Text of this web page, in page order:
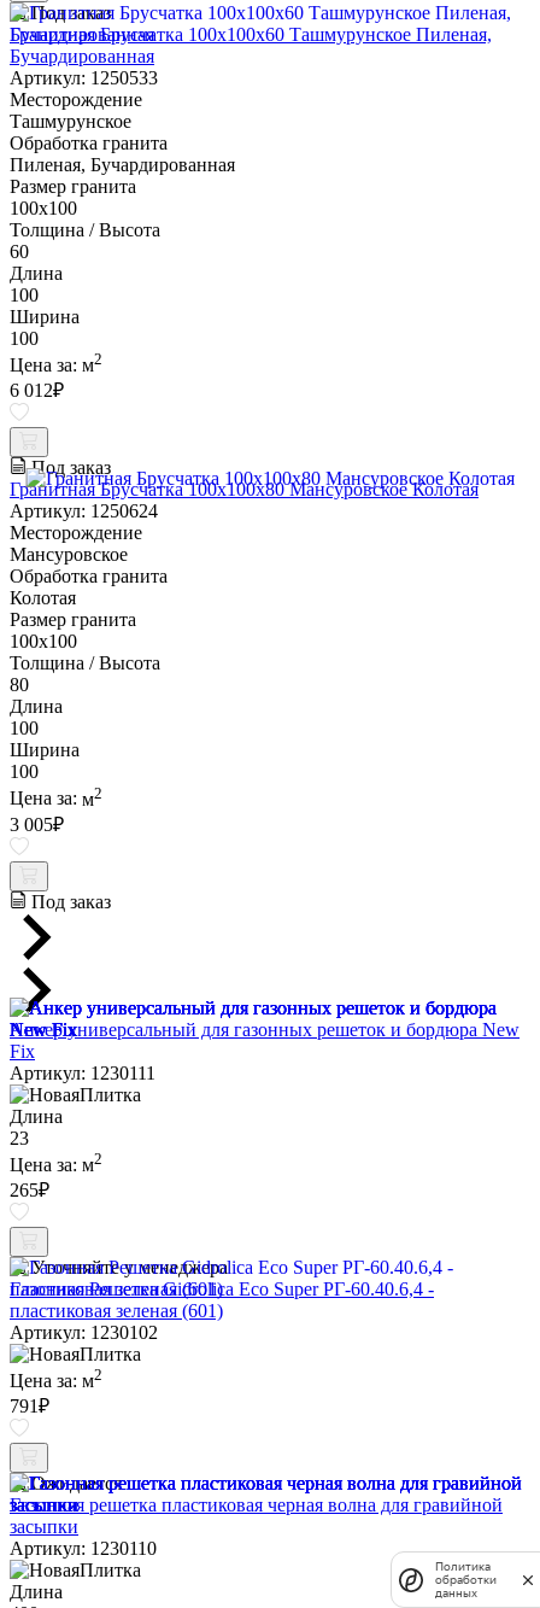
Под заказ
Гранитная Брусчатка 100х100x60 Ташмурунское Пиленая,
Бучардированная
Артикул: 1250533
Месторождение
Ташмурунское
Обработка гранита
Пиленая, Бучардированная
Размер гранита
100х100
Толщина / Высота
60
Длина
100
Ширина
100
Цена за: м2
6 012₽
Под заказ
Гранитная Брусчатка 100х100x80 Мансуровское Колотая
Артикул: 1250624
Месторождение
Мансуровское
Обработка гранита
Колотая
Размер гранита
100х100
Толщина / Высота
80
Длина
100
Ширина
100
Цена за: м2
3 005₽
Под заказ
Анкер универсальный для газонных решеток и бордюра New
Fix
Артикул: 1230111
Длина
23
Цена за: м2
265₽
Уточняйте у менеджера
Газонная Решетка Gidrolica Eco Super РГ-60.40.6,4 -
пластиковая зеленая (601)
Артикул: 1230102
Цена за: м2
791₽
Ожидается
Газонная решетка пластиковая черная волна для гравийной
засыпки
Артикул: 1230110
Длина
Политика
обработки
данных